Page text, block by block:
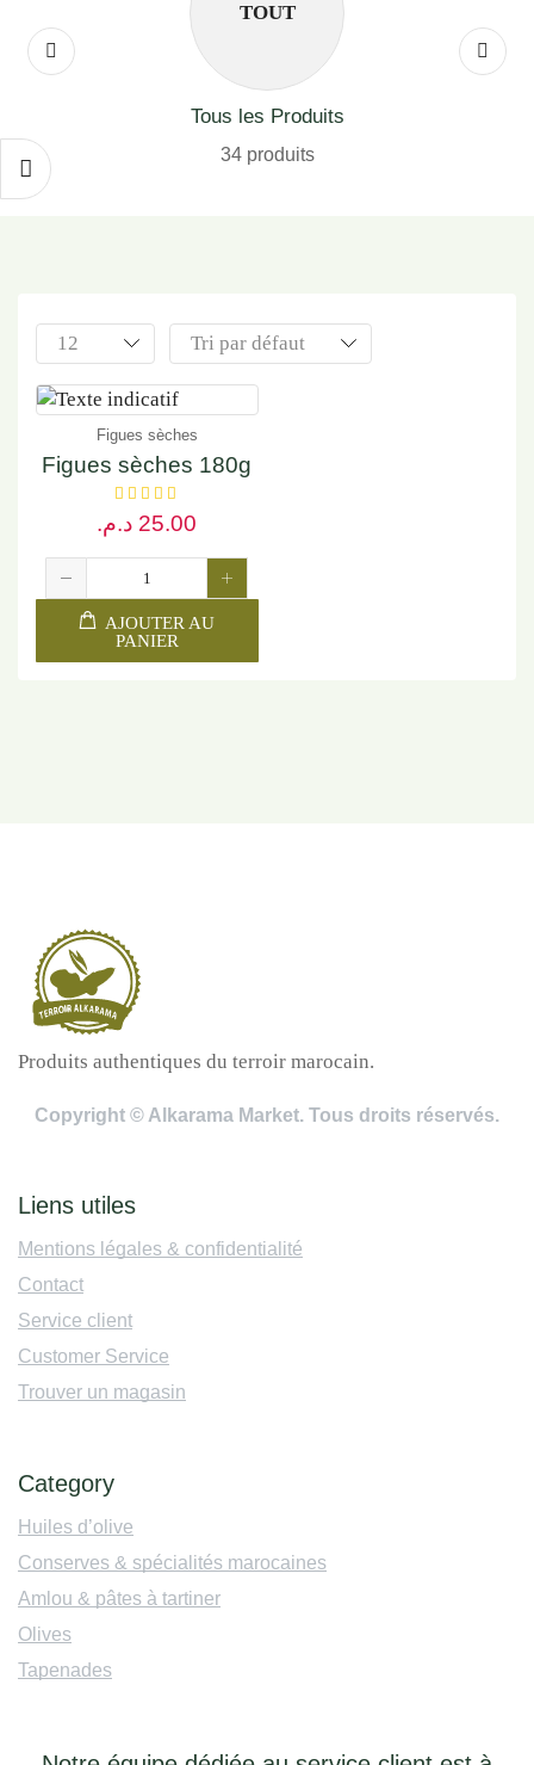
TOUT
Tous les Produits
34 produits
Figues sèches
Figues sèches 180g
25.00 د.م.
AJOUTER AU
PANIER
Produits authentiques du terroir marocain.
Copyright © Alkarama Market. Tous droits réservés.
Liens utiles
Mentions légales & confidentialité
Contact
Service client
Customer Service
Trouver un magasin
Category
Huiles d’olive
Conserves & spécialités marocaines
Amlou & pâtes à tartiner
Olives
Tapenades